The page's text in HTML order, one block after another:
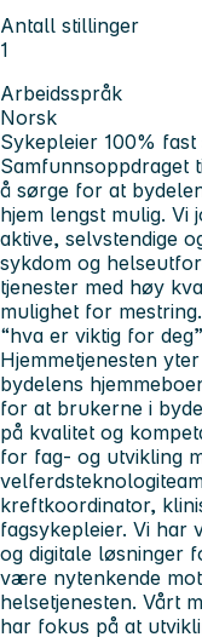
Antall stillinger
1
Arbeidsspråk
Norsk
Sykepleier 100%
Samfunnsoppdraget
å sørge for at
hjem lengst mulig.
aktive, selvstendige
sykdom og
tjenester med høy
mulighet for
“hva er viktig for
Hjemmetjenesten
bydelens
for at brukerne i
på kvalitet og
for fag- og utvikling
kreftkoordinator,
fagsykepleier. Vi har
og digitale løsninger
være nytenkende
helsetjenesten. Vårt
har fokus på at